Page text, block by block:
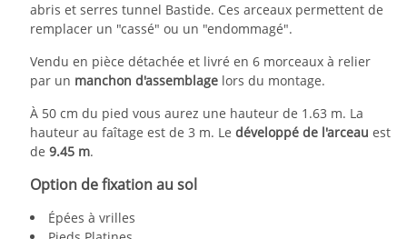
abris et serres tunnel Bastide. Ces arceaux permettent de
remplacer un "cassé" ou un "endommagé".
Vendu en pièce détachée et livré en 6 morceaux à relier
par un manchon d'assemblage lors du montage.
À 50 cm du pied vous aurez une hauteur de 1.63 m. La
hauteur au faîtage est de 3 m. Le développé de l'arceau est
de 9.45 m.
Option de fixation au sol
Épées à vrilles